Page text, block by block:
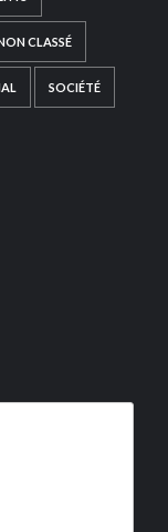
CLASSÉ
SOCIÉTÉ